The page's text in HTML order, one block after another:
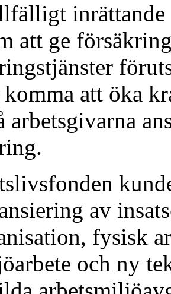
att ge
komma att öka
arbetsgivarna
av
fysisk
och ny